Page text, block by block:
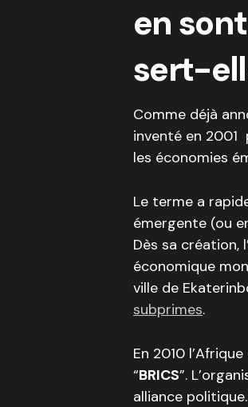
en
sert-
Comme déjà
inventé en 2001
les économies
Le terme a
émergente (ou
Dès sa création,
économique
ville de
subprimes.
En 2010
“BRICS”.
alliance politique.